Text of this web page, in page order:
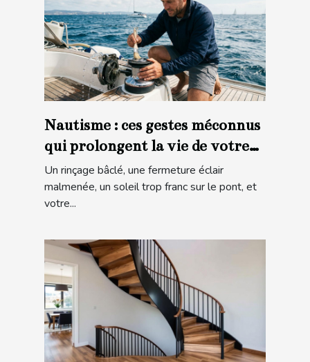
Nautisme : ces gestes méconnus
qui prolongent la vie de votre
matériel en mer
Un rinçage bâclé, une fermeture éclair
malmenée, un soleil trop franc sur le pont, et
votre...